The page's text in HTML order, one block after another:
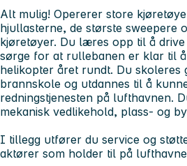
Alt mulig! Opererer store
hjullasterne, de største sweepere
kjøretøyer. Du læres opp til å
sørge for at rullebanen er klar til
helikopter året rundt. Du skoleres
brannskole og utdannes til å
redningstjenesten på lufthavnen.
mekanisk vedlikehold, plass- og
I tillegg utfører du service og
aktører som holder til på